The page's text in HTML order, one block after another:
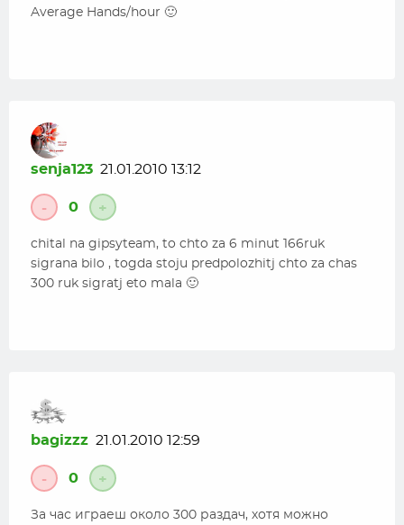
Average Hands/hour 🙂
senja123 21.01.2010 13:12
- 0 +
chital na gipsyteam, to chto za 6 minut 166ruk
sigrana bilo , togda stoju predpolozhitj chto za chas
300 ruk sigratj eto mala 🙂
bagizzz 21.01.2010 12:59
- 0 +
За час играеш около 300 раздач, хотя можно